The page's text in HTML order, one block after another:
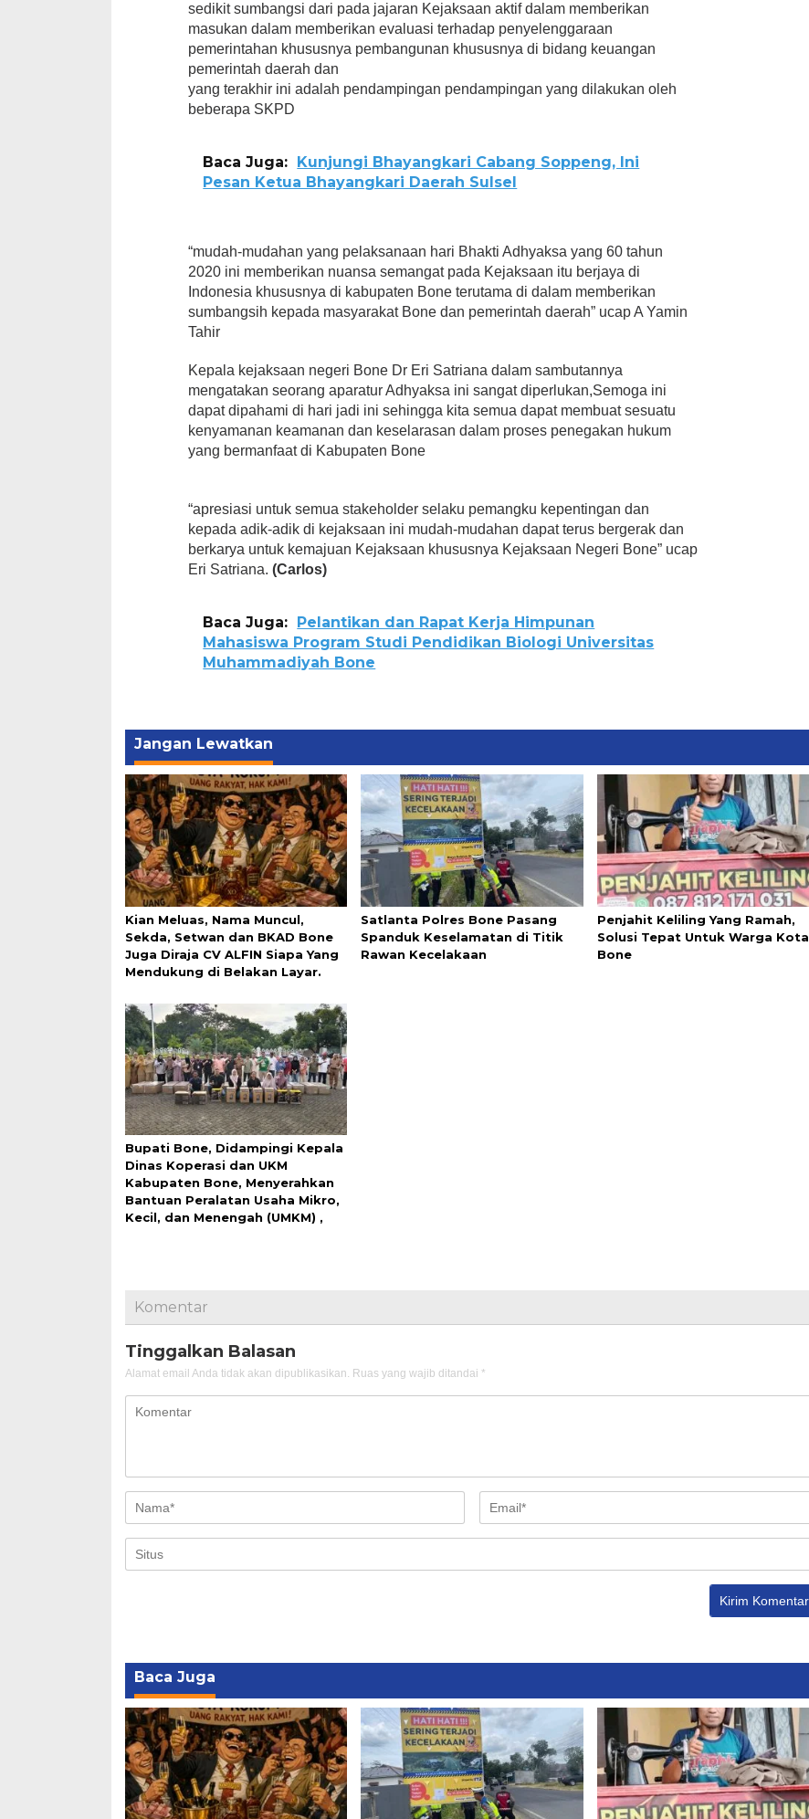
sedikit sumbangsi dari pada jajaran Kejaksaan aktif dalam memberikan
masukan dalam memberikan evaluasi terhadap penyelenggaraan
pemerintahan khususnya pembangunan khususnya di bidang keuangan
pemerintah daerah dan
yang terakhir ini adalah pendampingan pendampingan yang dilakukan oleh
beberapa SKPD
Baca Juga:
Kunjungi Bhayangkari Cabang Soppeng, Ini
Pesan Ketua Bhayangkari Daerah Sulsel
“mudah-mudahan yang pelaksanaan hari Bhakti Adhyaksa yang 60 tahun
2020 ini memberikan nuansa semangat pada Kejaksaan itu berjaya di
Indonesia khususnya di kabupaten Bone terutama di dalam memberikan
sumbangsih kepada masyarakat Bone dan pemerintah daerah” ucap A Yamin
Tahir
Kepala kejaksaan negeri Bone Dr Eri Satriana dalam sambutannya
mengatakan seorang aparatur Adhyaksa ini sangat diperlukan,Semoga ini
dapat dipahami di hari jadi ini sehingga kita semua dapat membuat sesuatu
kenyamanan keamanan dan keselarasan dalam proses penegakan hukum
yang bermanfaat di Kabupaten Bone
“apresiasi untuk semua stakeholder selaku pemangku kepentingan dan
kepada adik-adik di kejaksaan ini mudah-mudahan dapat terus bergerak dan
berkarya untuk kemajuan Kejaksaan khususnya Kejaksaan Negeri Bone” ucap
Eri Satriana.(Carlos)
Baca Juga:
Pelantikan dan Rapat Kerja Himpunan
Mahasiswa Program Studi Pendidikan Biologi Universitas
Muhammadiyah Bone
Jangan Lewatkan
Kian Meluas, Nama Muncul,
Sekda, Setwan dan BKAD Bone
Juga Diraja CV ALFIN Siapa Yang
Mendukung di Belakan Layar.
Satlanta Polres Bone Pasang
Spanduk Keselamatan di Titik
Rawan Kecelakaan
Penjahit Keliling Yang Ramah,
Solusi Tepat Untuk Warga Kota
Bone
Bupati Bone, Didampingi Kepala
Dinas Koperasi dan UKM
Kabupaten Bone, Menyerahkan
Bantuan Peralatan Usaha Mikro,
Kecil, dan Menengah (UMKM) ,
Komentar
Tinggalkan Balasan
Alamat email Anda tidak akan dipublikasikan. Ruas yang wajib ditandai *
Baca Juga